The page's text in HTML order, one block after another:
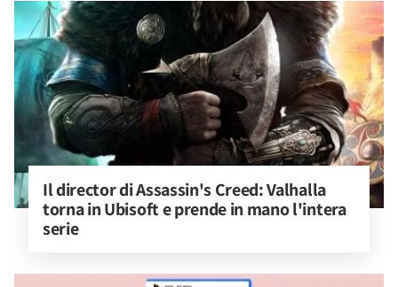
Il director di Assassin's Creed: Valhalla
torna in Ubisoft e prende in mano l'intera
serie